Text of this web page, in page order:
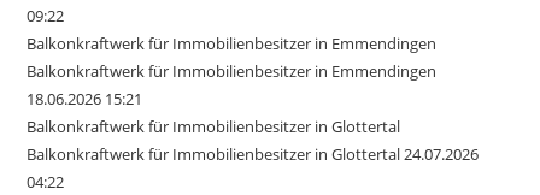
09:22
Balkonkraftwerk für Immobilienbesitzer in Emmendingen
Balkonkraftwerk für Immobilienbesitzer in Emmendingen
18.06.2026 15:21
Balkonkraftwerk für Immobilienbesitzer in Glottertal
Balkonkraftwerk für Immobilienbesitzer in Glottertal 24.07.2026
04:22